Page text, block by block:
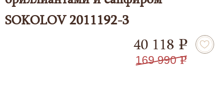
SOKOLOV 2011192-3
40 118 e
169 990 e